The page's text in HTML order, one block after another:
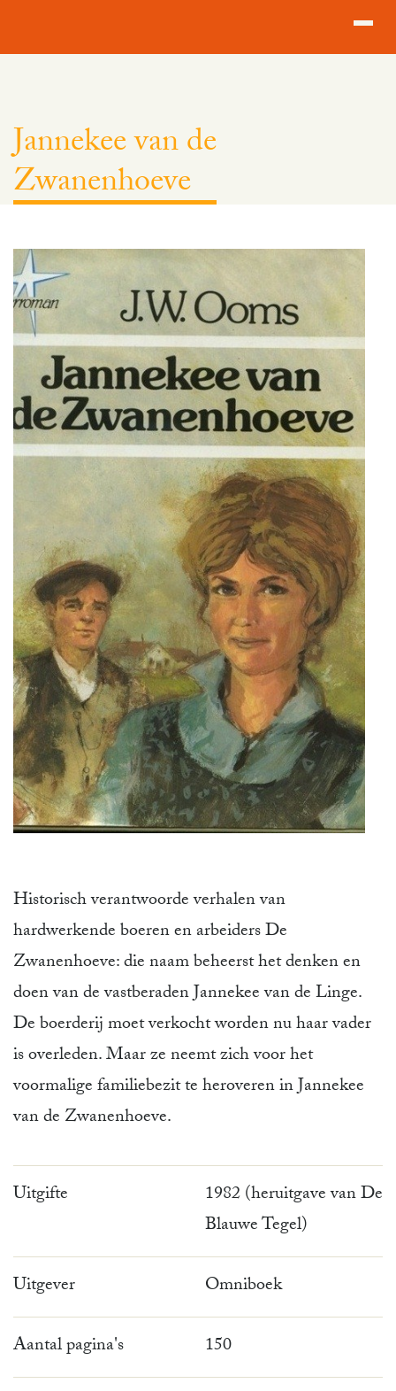
Jannekee van de
Zwanenhoeve
Historisch verantwoorde verhalen van
hardwerkende boeren en arbeiders De
Zwanenhoeve: die naam beheerst het denken en
doen van de vastberaden Jannekee van de Linge.
De boerderij moet verkocht worden nu haar vader
is overleden. Maar ze neemt zich voor het
voormalige familiebezit te heroveren in Jannekee
van de Zwanenhoeve.
Uitgifte
1982 (heruitgave van De
Blauwe Tegel)
Uitgever
Omniboek
Aantal pagina's
150